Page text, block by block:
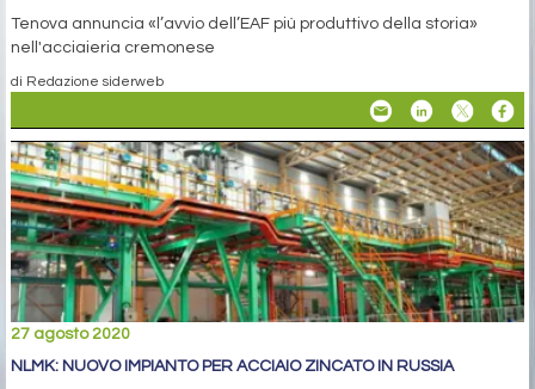
Tenova annuncia «l’avvio dell’EAF più produttivo della storia»
nell'acciaieria cremonese
di Redazione siderweb
27 agosto 2020
NLMK: NUOVO IMPIANTO PER ACCIAIO ZINCATO IN RUSSIA